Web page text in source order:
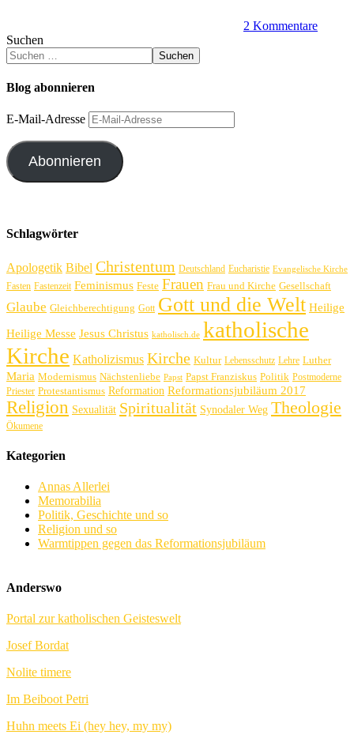
2 Kommentare
Suchen
Suchen
Blog abonnieren
E-Mail-Adresse
Abonnieren
Schlagwörter
Apologetik Bibel Christentum Deutschland Eucharistie Evangelische Kirche
Fasten Fastenzeit Feminismus Feste Frauen Frau und Kirche Gesellschaft
Glaube Gleichberechtigung Gott Gott und die Welt Heilige
Heilige Messe Jesus Christus katholisch.de katholische
Kirche Katholizismus Kirche Kultur Lebensschutz Lehre Luther
Maria Modernismus Nächstenliebe Papst Papst Franziskus Politik Postmoderne
Priester Protestantismus Reformation Reformationsjubiläum 2017
Religion Sexualität Spiritualität Synodaler Weg Theologie
Ökumene
Kategorien
Annas Allerlei
Memorabilia
Politik, Geschichte und so
Religion und so
Warmtippen gegen das Reformationsjubiläum
Anderswo
Portal zur katholischen Geisteswelt
Josef Bordat
Nolite timere
Im Beiboot Petri
Huhn meets Ei (hey hey, my my)